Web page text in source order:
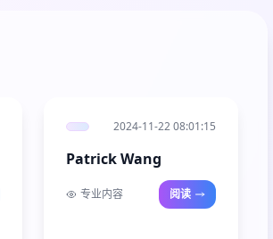
2024-11-22 08:01:15
Patrick Wang
专业内容 阅读